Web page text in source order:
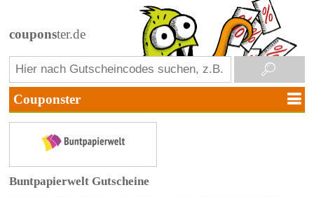
couponster.de
Buntpapierwelt Gutscheine